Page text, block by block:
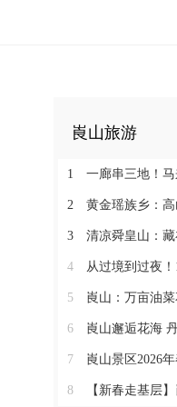
崀山旅游
1 一廊串三地！
2 黄金瑶族乡：高山
3 清凉舜皇山：
4 从过境到过夜！
5 崀山：万亩油
6 崀山邂逅花海
7 崀山景区2026
8 【新春走基层